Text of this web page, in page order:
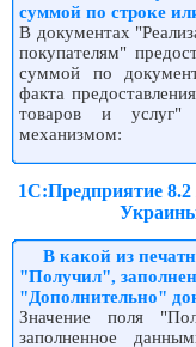
суммой по строке
В документах
покупателям"
суммой по
факта
товаров и услуг"
механизмом:
1С:Предприятие
В какой из
"Получил",
"Дополнительно"
Значение поля
заполненное